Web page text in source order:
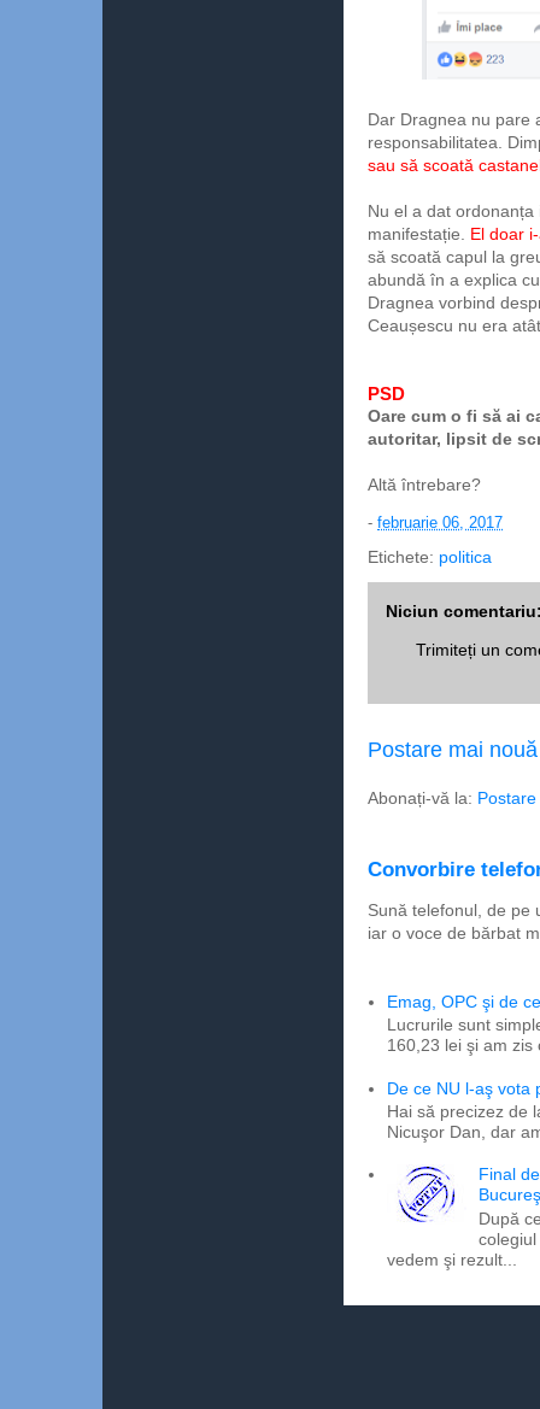
Dar Dragnea nu pare
responsabilitatea.
sau să scoată
Nu el a dat
manifestație. El doar
să scoată capul la
abundă în a explica
Dragnea vorbind
Ceaușescu nu era
PSD
Oare cum o fi să ai
autoritar, lipsit de
Altă întrebare?
- februarie 06, 2017
Etichete: politica
Niciun
Trimiteți un
Postare mai nouă
Abonați-vă la:
Convorbire
Sună telefonul, de pe
iar o voce de bărbat
Emag, OPC şi de
Lucrurile sunt
160,23 lei şi am
De ce NU l-aş vota
Hai să precizez de
Nicuşor Dan, dar
Final
După
vedem şi rezult...